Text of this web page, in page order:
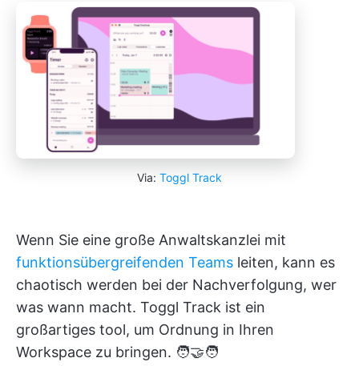
Via: Toggl Track
Wenn Sie eine große Anwaltskanzlei mit
funktionsübergreifenden Teams leiten, kann es
chaotisch werden bei der Nachverfolgung, wer
was wann macht. Toggl Track ist ein
großartiges tool, um Ordnung in Ihren
Workspace zu bringen. 🧑‍🤝‍🧑